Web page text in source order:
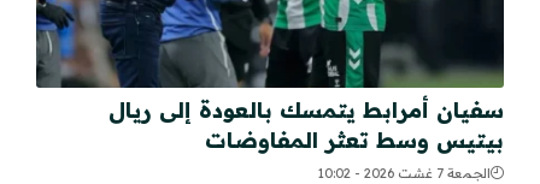
سفيان أمرابط يتمسك بالعودة إلى ريال
بيتيس وسط تعثر المفاوضات
الجمعة 7 غشت 2026 - 10:02